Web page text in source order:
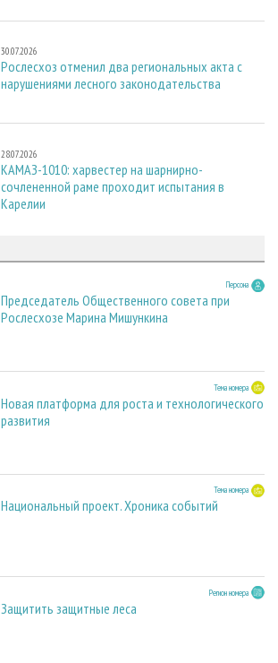
30.07.2026
Рослесхоз отменил два региональных акта с
нарушениями лесного законодательства
28.07.2026
КАМАЗ-1010: харвестер на шарнирно-
сочлененной раме проходит испытания в
Карелии
Персона
Председатель Общественного совета при
Рослесхозе Марина Мишункина
Тема номера
Новая платформа для роста и технологического
развития
Тема номера
Национальный проект. Хроника событий
Регион номера
Защитить защитные леса